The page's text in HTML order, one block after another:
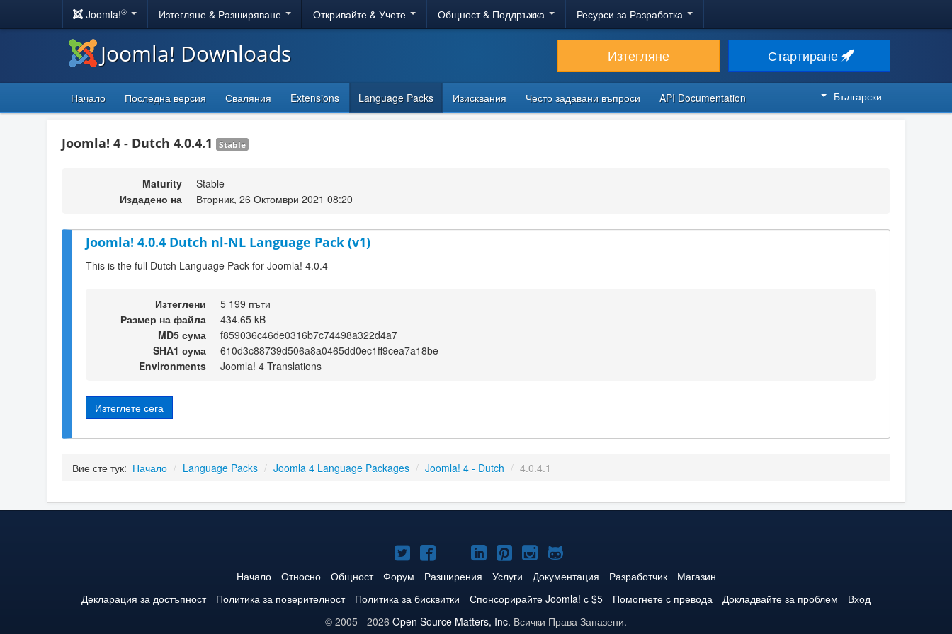
Joomla!® Изтегляне & Разширяване Откривайте & Учете Общност & Поддръжка Ресурси за Разработка
Joomla! Downloads Изтегляне Стартиране
Начало Последна версия Сваляния Extensions Language Packs Изисквания Често задавани въпроси API Documentation Български
Joomla! 4 - Dutch 4.0.4.1 Stable
Maturity
Stable
Издадено на
Вторник, 26 Октомври 2021 08:20
Joomla! 4.0.4 Dutch nl-NL Language Pack (v1)
This is the full Dutch Language Pack for Joomla! 4.0.4
Изтеглени
5 199 пъти
Размер на файла
434.65 kB
MD5 сума
f859036c46de0316b7c74498a322d4a7
SHA1 сума
610d3c88739d506a8a0465dd0ec1ff9cea7a18be
Environments
Joomla! 4 Translations
Изтеглете сега
Вие сте тук: Начало / Language Packs / Joomla 4 Language Packages / Joomla! 4 - Dutch / 4.0.4.1
Joomla!
в
Twitter
Joomla!
във
Facebook
Joomla!
в
YouTube
Joomla!
в
LinkedIn
Joomla!
в
Pinterest
Joomla!
в
Instagram
Joomla!
в
GitHub
Начало Относно Общност Форум Разширения Услуги Документация Разработчик
Магазин
Декларация за достъпност
Политика за поверителност Политика за бисквитки Спонсорирайте Joomla! с $5 Помогнете с превода Докладвайте за проблем
Вход
© 2005 - 2026 Open Source Matters, Inc. Всички Права Запазени.